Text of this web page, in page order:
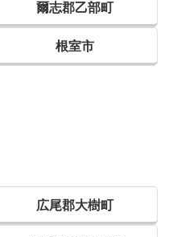
爾志郡乙部町
根室市
広尾郡大樹町